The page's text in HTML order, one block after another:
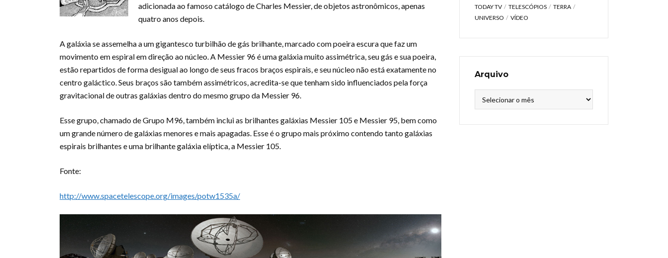
adicionada ao famoso catálogo de Charles Messier, de objetos astronômicos, apenas
quatro anos depois.
A galáxia se assemelha a um gigantesco turbilhão de gás brilhante, marcado com poeira escura que faz um
movimento em espiral em direção ao núcleo. A Messier 96 é uma galáxia muito assimétrica, seu gás e sua poeira,
estão repartidos de forma desigual ao longo de seus fracos braços espirais, e seu núcleo não está exatamente no
centro galáctico. Seus braços são também assimétricos, acredita-se que tenham sido influenciados pela força
gravitacional de outras galáxias dentro do mesmo grupo da Messier 96.
Esse grupo, chamado de Grupo M96, também inclui as brilhantes galáxias Messier 105 e Messier 95, bem como
um grande número de galáxias menores e mais apagadas. Esse é o grupo mais próximo contendo tanto galáxias
espirais brilhantes e uma brilhante galáxia elíptica, a Messier 105.
Fonte:
http://www.spacetelescope.org/images/potw1535a/
TODAY TV
TELESCÓPIOS
TERRA
UNIVERSO
VÍDEO
Arquivo